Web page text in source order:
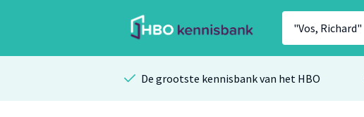
De grootste kennisbank van het HBO